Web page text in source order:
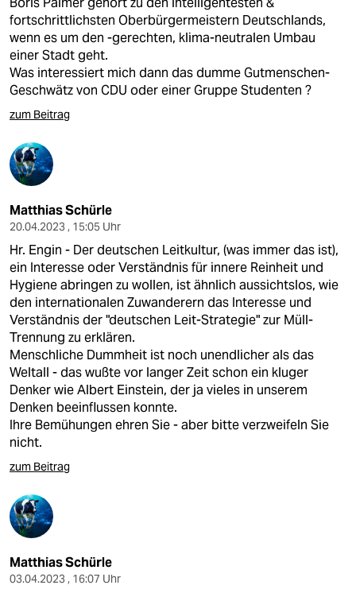
fortschrittlichsten Oberbürgermeistern Deutschlands,
wenn es um den -gerechten, klima-neutralen Umbau
einer Stadt geht.
Was interessiert mich dann das dumme Gutmenschen-
Geschwätz von CDU oder einer Gruppe Studenten ?
zum Beitrag
Matthias Schürle
20.04.2023 , 15:05 Uhr
Hr. Engin - Der deutschen Leitkultur, (was immer das ist),
ein Interesse oder Verständnis für innere Reinheit und
Hygiene abringen zu wollen, ist ähnlich aussichtslos, wie
den internationalen Zuwanderern das Interesse und
Verständnis der "deutschen Leit-Strategie" zur Müll-
Trennung zu erklären.
Menschliche Dummheit ist noch unendlicher als das
Weltall - das wußte vor langer Zeit schon ein kluger
Denker wie Albert Einstein, der ja vieles in unserem
Denken beeinflussen konnte.
Ihre Bemühungen ehren Sie - aber bitte verzweifeln Sie
nicht.
zum Beitrag
Matthias Schürle
03.04.2023 , 16:07 Uhr